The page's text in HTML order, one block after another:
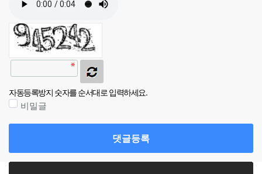
자동등록방지 숫자를 순서대로 입력하세요.
비밀글
댓글등록